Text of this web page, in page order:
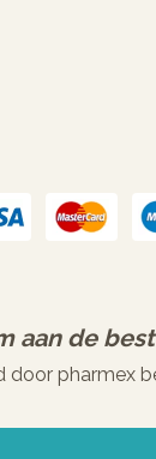
aan de
pharmex